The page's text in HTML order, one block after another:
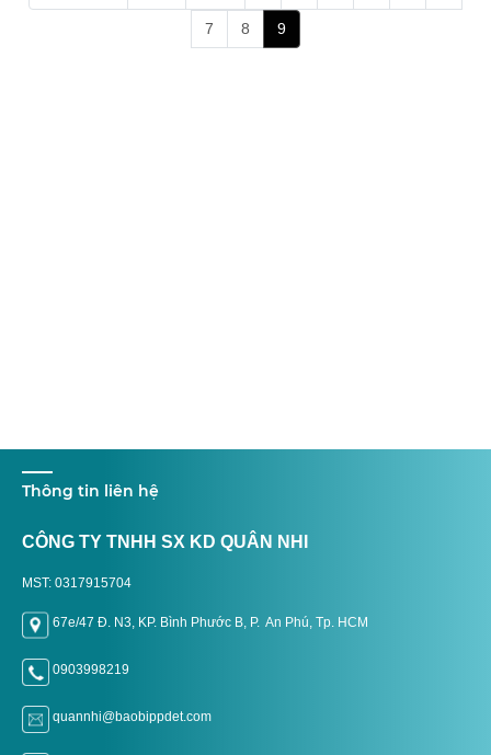
7 8 9
Thông tin liên hệ
CÔNG TY TNHH SX KD QUÂN NHI
MST: 0317915704
67e/47 Đ. N3, KP. Bình Phước B, P. An Phú, Tp. HCM
0903998219
quannhi@baobippdet.com